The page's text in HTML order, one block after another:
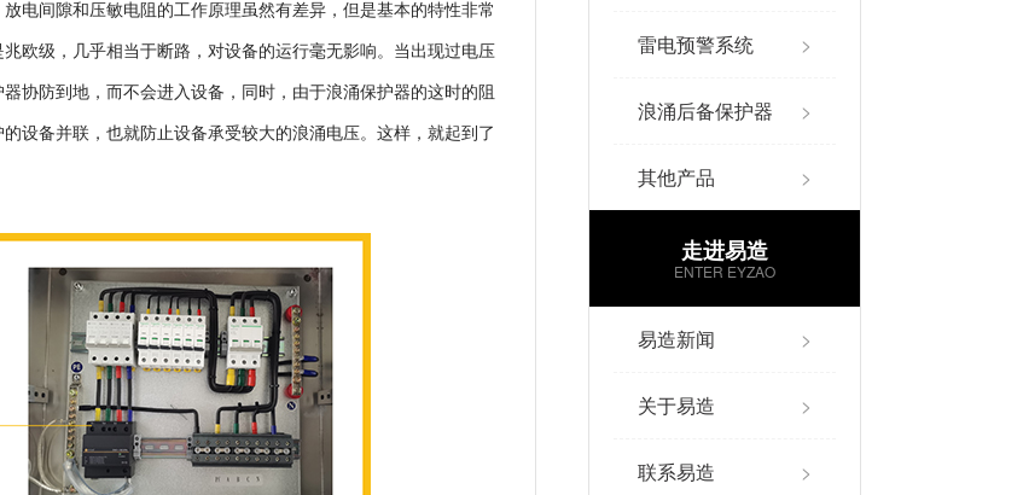
电间隙和压敏电阻的工作原理虽然有差异，但是基本的特性非常
欧级，几乎相当于断路，对设备的运行毫无影响。当出现过电压
协防到地，而不会进入设备，同时，由于浪涌保护器的这时的阻
设备并联，也就防止设备承受较大的浪涌电压。这样，就起到了
雷电预警系统 >
浪涌后备保护器 >
其他产品 >
走进易造
ENTER EYZAO
易造新闻 >
关于易造 >
联系易造 >